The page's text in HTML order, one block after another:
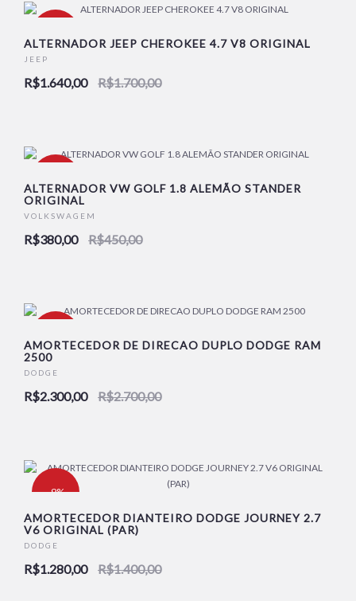
ALTERNADOR JEEP CHEROKEE 4.7 V8 ORIGINAL
JEEP
R$1.640,00 R$1.700,00
ALTERNADOR VW GOLF 1.8 ALEMÃO STANDER
ORIGINAL
VOLKSWAGEM
R$380,00 R$450,00
AMORTECEDOR DE DIRECAO DUPLO DODGE RAM
2500
DODGE
R$2.300,00 R$2.700,00
-9%
AMORTECEDOR DIANTEIRO DODGE JOURNEY 2.7
V6 ORIGINAL (PAR)
DODGE
R$1.280,00 R$1.400,00